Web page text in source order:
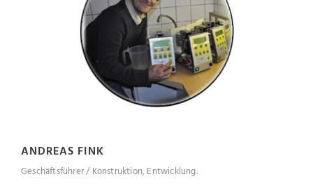
ANDREAS FINK
Geschäftsführer / Konstruktion, Entwicklung.